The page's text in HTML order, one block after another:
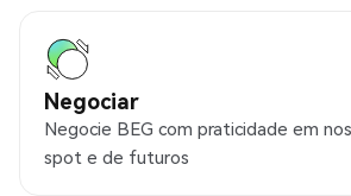
Negociar
Negocie BEG com praticidade em
spot e de futuros